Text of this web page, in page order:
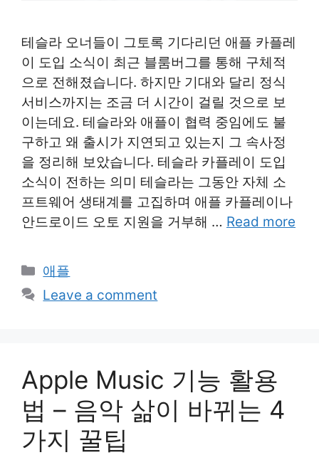
테슬라 오너들이 그토록 기다리던 애플 카플레
이 도입 소식이 최근 블룸버그를 통해 구체적
으로 전해졌습니다. 하지만 기대와 달리 정식
서비스까지는 조금 더 시간이 걸릴 것으로 보
이는데요. 테슬라와 애플이 협력 중임에도 불
구하고 왜 출시가 지연되고 있는지 그 속사정
을 정리해 보았습니다. 테슬라 카플레이 도입
소식이 전하는 의미 테슬라는 그동안 자체 소
프트웨어 생태계를 고집하며 애플 카플레이나
안드로이드 오토 지원을 거부해 … Read more
Categories
애플
Leave a comment
Apple Music 기능 활용
법 – 음악 삶이 바뀌는 4
가지 꿀팁